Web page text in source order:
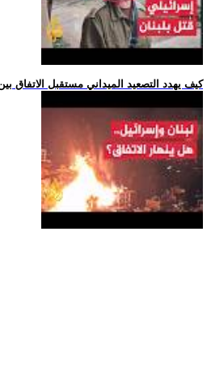
.. كيف يهدد التصعيد الميداني مستقبل الاتفاق